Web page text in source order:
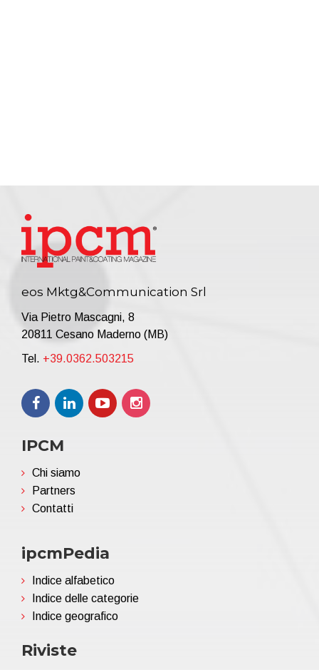
eos Mktg&Communication Srl
Via Pietro Mascagni, 8
20811 Cesano Maderno (MB)
Tel. +39.0362.503215
IPCM
Chi siamo
Partners
Contatti
ipcmPedia
Indice alfabetico
Indice delle categorie
Indice geografico
Riviste